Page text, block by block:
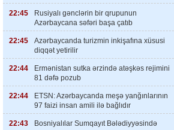
22:45
Rusiyalı gənclərin bir qrupunun
Azərbaycana səfəri başa çatıb
22:45
Azərbaycanda turizmin inkişafına xüsusi
diqqət yetirilir
22:44
Ermənistan sutka ərzində atəşkəs rejimini
81 dəfə pozub
22:44
ETSN: Azərbaycanda meşə yanğınlarının
97 faizi insan amili ilə bağlıdır
22:43 Bosniyalılar Sumqayıt Bələdiyyəsində